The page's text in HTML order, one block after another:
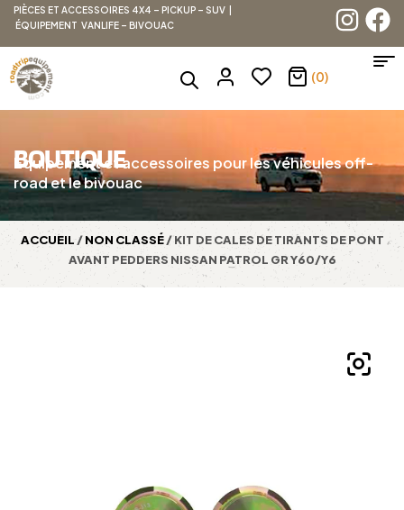
PIÈCES ET ACCESSOIRES 4X4 – PICKUP – SUV |
ÉQUIPEMENT VANLIFE – BIVOUAC
(0)
BOUTIQUE
Équipement et accessoires pour les véhicules off-
road et le bivouac
ACCUEIL /NON CLASSÉ/ KIT DE CALES DE TIRANTS DE PONT
AVANT PEDDERS NISSAN PATROL GR Y60/Y6